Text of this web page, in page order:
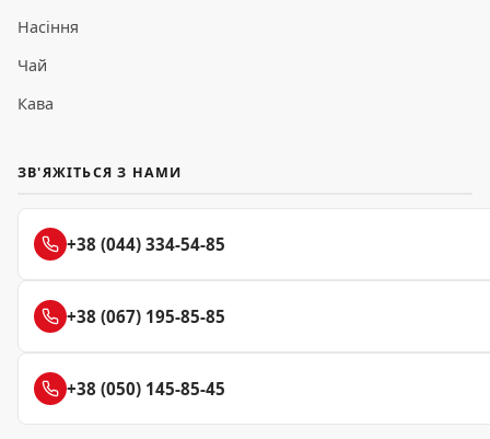
Насіння
Чай
Кава
ЗВ'ЯЖІТЬСЯ З НАМИ
+38 (044) 334-54-85
+38 (067) 195-85-85
+38 (050) 145-85-45